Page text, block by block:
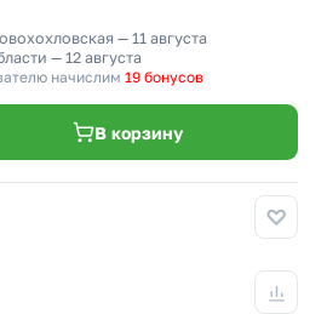
— 11 августа
— 12 августа
начислим 19 бонусов
В корзину